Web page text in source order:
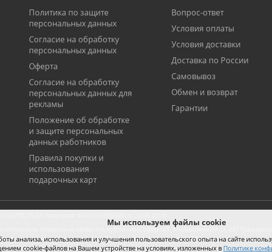
Политика по защите
персональных данных
Согласие на обработку
персональных данных
Оферта
Согласие на обработку
персональных данных для
рекламы
Положение об обработке
и защите персональных
данных работников
Правила покупки и
использования
подарочных карт
Вопрос-ответ
Условия оплаты
Условия доставки
Доставка по России
Самовывоз
Обмен и возврат
Гарантии
стоимость товаров не являются публичной офертой, определяемой ст. 437
в салонах и действуют только при покупке с помощью сайта.
Мы используем файлы cookie
анализа, использования и улучшения пользовательского опыта на сайте
cookie-файлов на Вашем устройстве на условиях, изложенных в Политике